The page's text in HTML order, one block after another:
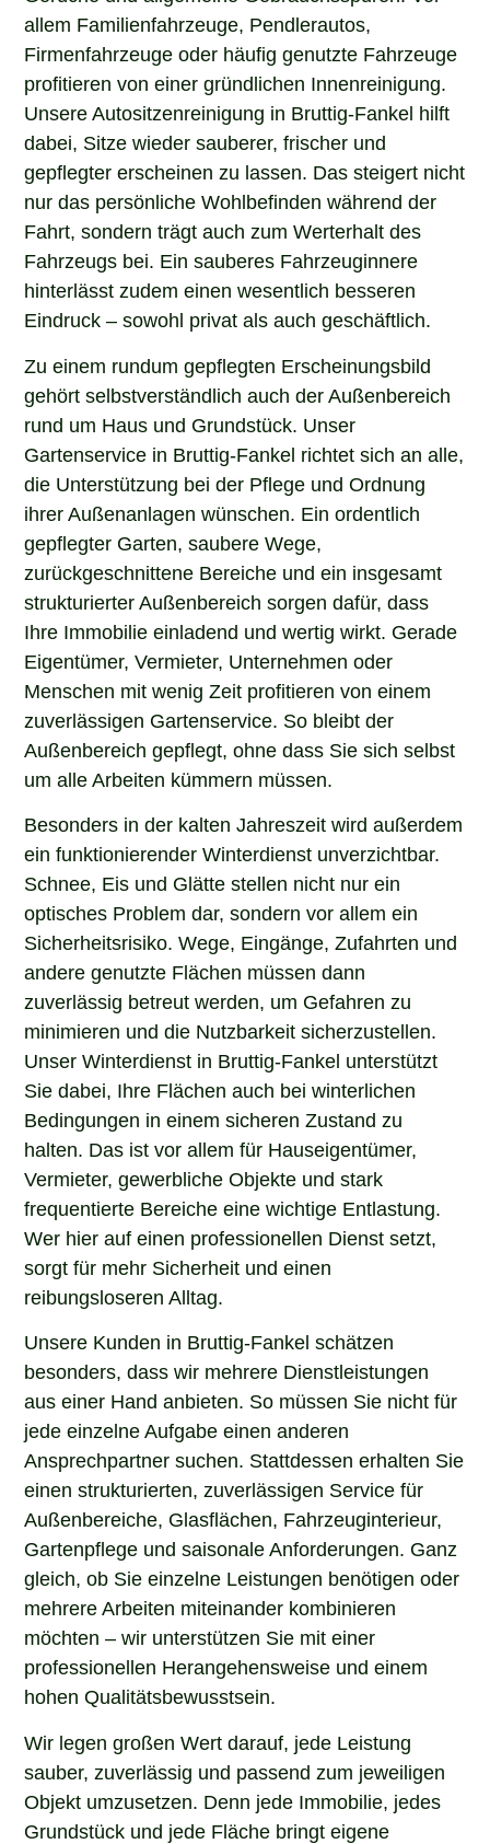
allem Familienfahrzeuge, Pendlerautos,
Firmenfahrzeuge oder häufig genutzte Fahrzeuge
profitieren von einer gründlichen Innenreinigung.
Unsere Autositzenreinigung in Bruttig-Fankel hilft
dabei, Sitze wieder sauberer, frischer und
gepflegter erscheinen zu lassen. Das steigert nicht
nur das persönliche Wohlbefinden während der
Fahrt, sondern trägt auch zum Werterhalt des
Fahrzeugs bei. Ein sauberes Fahrzeuginnere
hinterlässt zudem einen wesentlich besseren
Eindruck – sowohl privat als auch geschäftlich.
Zu einem rundum gepflegten Erscheinungsbild
gehört selbstverständlich auch der Außenbereich
rund um Haus und Grundstück. Unser
Gartenservice in Bruttig-Fankel richtet sich an alle,
die Unterstützung bei der Pflege und Ordnung
ihrer Außenanlagen wünschen. Ein ordentlich
gepflegter Garten, saubere Wege,
zurückgeschnittene Bereiche und ein insgesamt
strukturierter Außenbereich sorgen dafür, dass
Ihre Immobilie einladend und wertig wirkt. Gerade
Eigentümer, Vermieter, Unternehmen oder
Menschen mit wenig Zeit profitieren von einem
zuverlässigen Gartenservice. So bleibt der
Außenbereich gepflegt, ohne dass Sie sich selbst
um alle Arbeiten kümmern müssen.
Besonders in der kalten Jahreszeit wird außerdem
ein funktionierender Winterdienst unverzichtbar.
Schnee, Eis und Glätte stellen nicht nur ein
optisches Problem dar, sondern vor allem ein
Sicherheitsrisiko. Wege, Eingänge, Zufahrten und
andere genutzte Flächen müssen dann
zuverlässig betreut werden, um Gefahren zu
minimieren und die Nutzbarkeit sicherzustellen.
Unser Winterdienst in Bruttig-Fankel unterstützt
Sie dabei, Ihre Flächen auch bei winterlichen
Bedingungen in einem sicheren Zustand zu
halten. Das ist vor allem für Hauseigentümer,
Vermieter, gewerbliche Objekte und stark
frequentierte Bereiche eine wichtige Entlastung.
Wer hier auf einen professionellen Dienst setzt,
sorgt für mehr Sicherheit und einen
reibungsloseren Alltag.
Unsere Kunden in Bruttig-Fankel schätzen
besonders, dass wir mehrere Dienstleistungen
aus einer Hand anbieten. So müssen Sie nicht für
jede einzelne Aufgabe einen anderen
Ansprechpartner suchen. Stattdessen erhalten Sie
einen strukturierten, zuverlässigen Service für
Außenbereiche, Glasflächen, Fahrzeuginterieur,
Gartenpflege und saisonale Anforderungen. Ganz
gleich, ob Sie einzelne Leistungen benötigen oder
mehrere Arbeiten miteinander kombinieren
möchten – wir unterstützen Sie mit einer
professionellen Herangehensweise und einem
hohen Qualitätsbewusstsein.
Wir legen großen Wert darauf, jede Leistung
sauber, zuverlässig und passend zum jeweiligen
Objekt umzusetzen. Denn jede Immobilie, jedes
Grundstück und jede Fläche bringt eigene